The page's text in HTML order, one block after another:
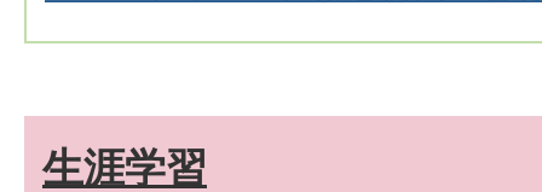
生涯学習